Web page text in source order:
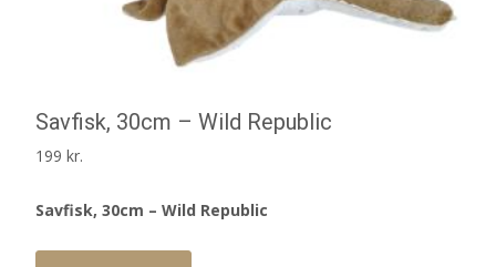
Savfisk, 30cm – Wild Republic
199 kr.
Savfisk, 30cm – Wild Republic